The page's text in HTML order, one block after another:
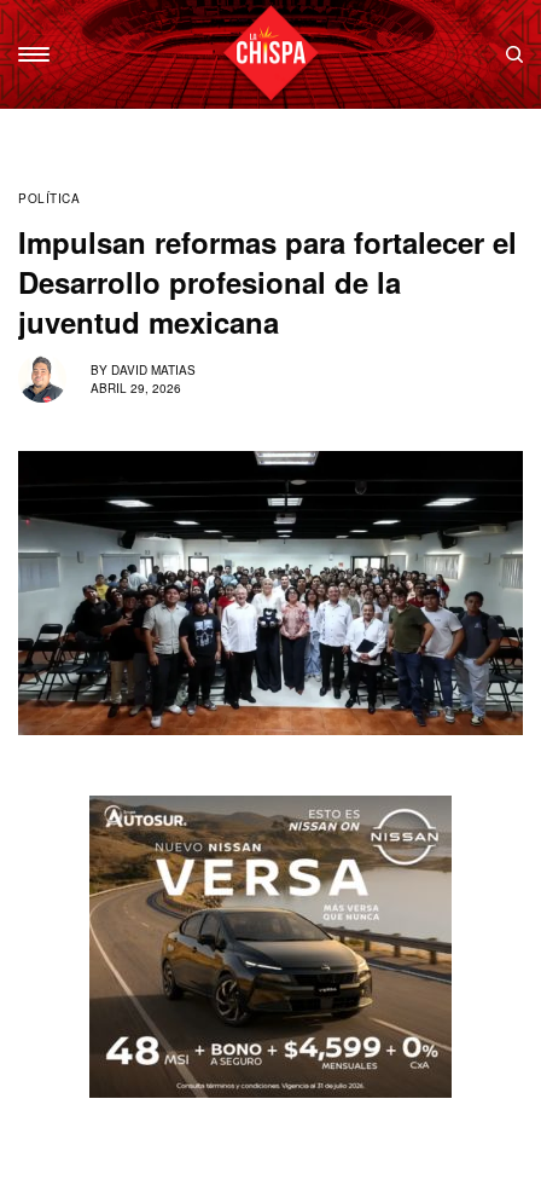
POLÍTICA
Impulsan reformas para fortalecer el
Desarrollo profesional de la
juventud mexicana
BY DAVID MATIAS
ABRIL 29, 2026